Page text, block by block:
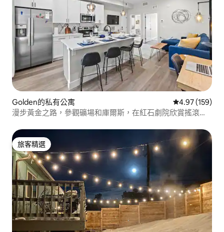
Golden的私有公寓 從 159 則評價
4.97 (159)
漫步黃金之路，參觀礦場和庫爾斯，在紅石劇院欣賞搖滾音
旅客精選
旅客精選